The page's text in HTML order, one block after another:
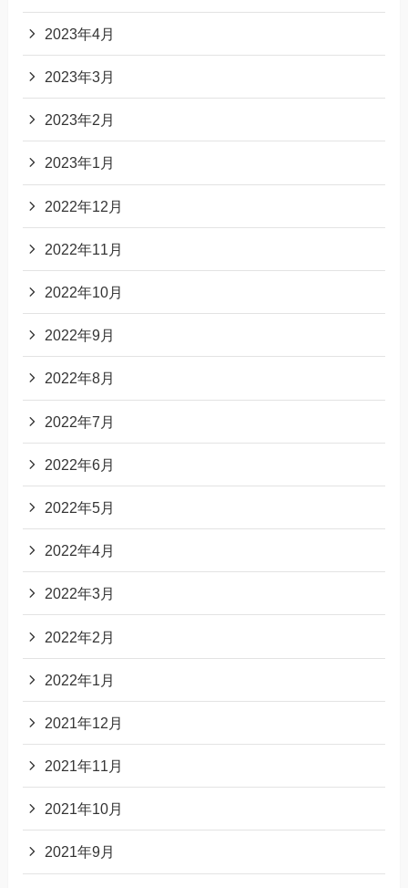
2023年4月
2023年3月
2023年2月
2023年1月
2022年12月
2022年11月
2022年10月
2022年9月
2022年8月
2022年7月
2022年6月
2022年5月
2022年4月
2022年3月
2022年2月
2022年1月
2021年12月
2021年11月
2021年10月
2021年9月